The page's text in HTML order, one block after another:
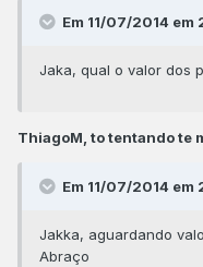
Em 11/07/2014
Jaka, qual o valor dos
ThiagoM, to tentando te
Em 11/07/2014
Jakka, aguardando
Abraço